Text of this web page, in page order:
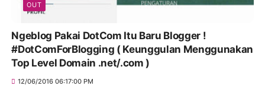
OUT
Ngeblog Pakai DotCom Itu Baru Blogger !
#DotComForBlogging ( Keunggulan Menggunakan
Top Level Domain .net/.com )
12/06/2016 06:17:00 PM